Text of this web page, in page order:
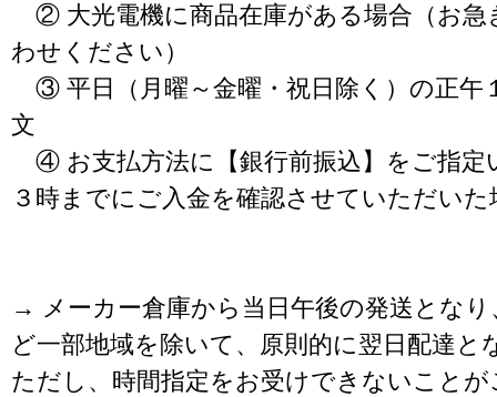
② 大光電機に商品在庫がある場合（お急
わせください）
③ 平日（月曜～金曜・祝日除く）の正午
文
④ お支払方法に【銀行前振込】をご指定
３時までにご入金を確認させていただいた
→ メーカー倉庫から当日午後の発送となり
ど一部地域を除いて、原則的に翌日配達と
ただし、時間指定をお受けできないこと